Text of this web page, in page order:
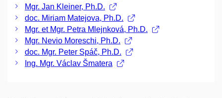
Mgr. Jan Kleiner, Ph.D.
doc. Miriam Matejova, Ph.D.
Mgr. et Mgr. Petra Mlejnková, Ph.D.
Mgr. Nevio Moreschi, Ph.D.
doc. Mgr. Peter Spáč, Ph.D.
Ing. Mgr. Václav Šmatera